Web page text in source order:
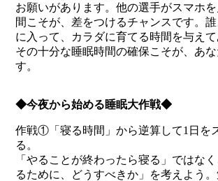
お願いがあります。他の選手がスマホ
間こそが、差をつけるチャンスです。
に入って、カラダに育てる時間を与えて
その十分な睡眠時間の確保こそが、あ
す。
◆今夜から始める睡眠大作戦◆
作戦①「寝る時間」から逆算して1日を
る。
「やることが終わったら寝る」ではな
るために、どうすべきか」を考えよう